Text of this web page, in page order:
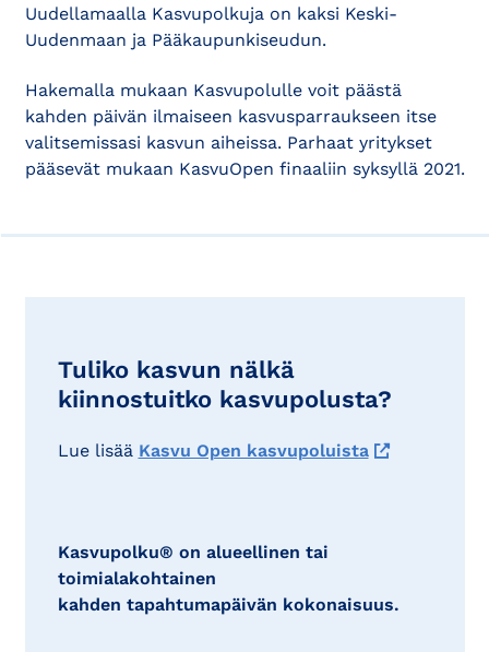
Uudellamaalla Kasvupolkuja on kaksi Keski-
Uudenmaan ja Pääkaupunkiseudun.
Hakemalla mukaan Kasvupolulle voit päästä
kahden päivän ilmaiseen kasvusparraukseen itse
valitsemissasi kasvun aiheissa. Parhaat yritykset
pääsevät mukaan KasvuOpen finaaliin syksyllä 2021.
Tuliko kasvun nälkä
kiinnostuitko kasvupolusta?
Lue lisää Kasvu Open kasvupoluista
Kasvupolku® on alueellinen tai
toimialakohtainen
kahden tapahtumapäivän kokonaisuus.